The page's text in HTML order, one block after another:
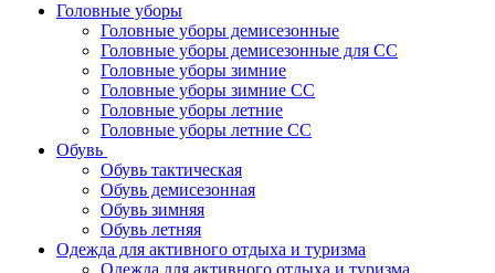
Головные уборы
Головные уборы демисезонные
Головные уборы демисезонные для СС
Головные уборы зимние
Головные уборы зимние СС
Головные уборы летние
Головные уборы летние СС
Обувь
Обувь тактическая
Обувь демисезонная
Обувь зимняя
Обувь летняя
Одежда для активного отдыха и туризма
Одежда для активного отдыха и туризма